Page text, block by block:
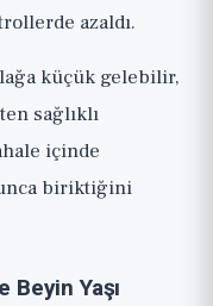
azaldı.
küçük gelebilir,
sağlıklı
içinde
biriktiğini
Beyin Yaşı